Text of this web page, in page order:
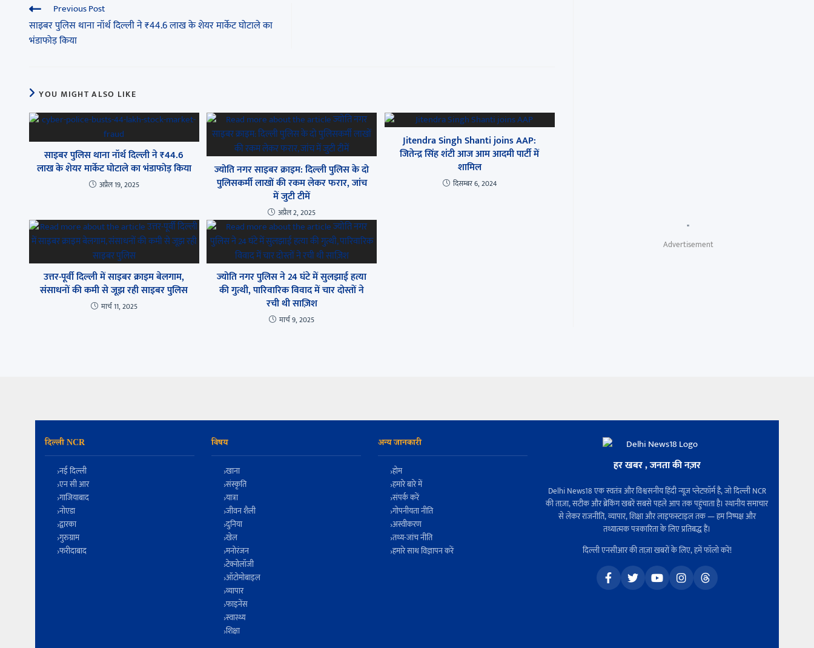
Previous Post
साइबर पुलिस थाना नॉर्थ दिल्ली ने ₹44.6 लाख के शेयर मार्केट घोटाले का
भंडाफोड़ किया
YOU MIGHT ALSO LIKE
साइबर पुलिस थाना नॉर्थ दिल्ली ने ₹44.6
लाख के शेयर मार्केट घोटाले का भंडाफोड़ किया
अप्रैल 19, 2025
ज्योति नगर साइबर क्राइम: दिल्ली पुलिस के दो
पुलिसकर्मी लाखों की रकम लेकर फरार, जांच
में जुटी टीमें
अप्रैल 2, 2025
Jitendra Singh Shanti joins AAP:
जितेन्द्र सिंह शंटी आज आम आदमी पार्टी में
शामिल
दिसम्बर 6, 2024
उत्तर-पूर्वी दिल्ली में साइबर क्राइम बेलगाम,
संसाधनों की कमी से जूझ रही साइबर पुलिस
मार्च 11, 2025
ज्योति नगर पुलिस ने 24 घंटे में सुलझाई हत्या
की गुत्थी, पारिवारिक विवाद में चार दोस्तों ने
रची थी साज़िश
मार्च 9, 2025
"
Advertisement
दिल्ली NCR
नई दिल्ली
एन सी आर
गाजियाबाद
नोएडा
द्वारका
गुरुग्राम
फरीदाबाद
विषय
खाना
संस्कृति
यात्रा
जीवन शैली
दुनिया
खेल
मनोरंजन
टेक्नोलॉजी
ऑटोमोबाइल
व्यापार
फाइनेंस
स्वास्थ्य
शिक्षा
अन्य जानकारी
होम
हमारे बारे में
संपर्क करें
गोपनीयता नीति
अस्वीकरण
तथ्य-जांच नीति
हमारे साथ विज्ञापन करें
हर खबर , जनता की नज़र
Delhi News18 एक स्वतंत्र और विश्वसनीय हिंदी न्यूज़ प्लेटफ़ॉर्म है, जो दिल्ली NCR
की ताज़ा, सटीक और ब्रेकिंग खबरें सबसे पहले आप तक पहुंचाता है। स्थानीय समाचार
से लेकर राजनीति, व्यापार, शिक्षा और लाइफस्टाइल तक — हम निष्पक्ष और
तथ्यात्मक पत्रकारिता के लिए प्रतिबद्ध हैं।
दिल्ली एनसीआर की ताज़ा खबरों के लिए, हमें फॉलो करें!